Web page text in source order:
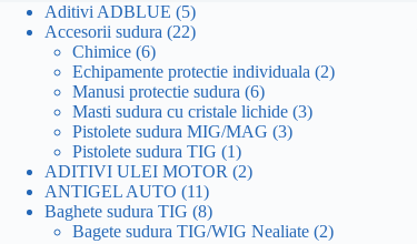
Aditivi ADBLUE 55
produse
Accesorii sudura 2222
produse
Chimice 66
produse
Echipamente protectie individuala 22
Manusi protectie sudura 66
produse
Masti sudura cu cristale lichide 33
Pistolete sudura MIG/MAG 33
Pistolete sudura TIG 11
produs
ADITIVI ULEI MOTOR 22
ANTIGEL AUTO 1111
produse
Baghete sudura TIG 88
produse
Bagete sudura TIG/WIG Nealiate 22